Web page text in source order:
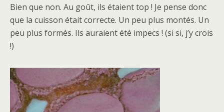
Bien que non. Au goût, ils étaient top ! Je pense donc
que la cuisson était correcte. Un peu plus montés. Un
peu plus formés. Ils auraient été impecs ! (si si, j’y crois
!)